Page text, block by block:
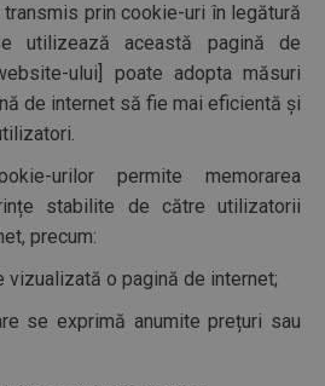
prin cookie-uri în legătură
utilizează această pagină de
ului] poate adopta măsuri
de internet să fie mai eficientă și
urilor permite memorarea
stabilite de către utilizatorii
precum:
o pagină de internet;
exprimă anumite prețuri sau